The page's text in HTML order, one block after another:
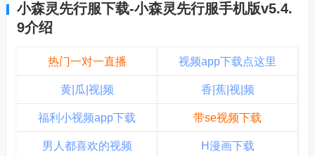
小森灵先行服下载-小森灵先行服手机版v5.4.
9介绍
热门一对一直播 视频app下载点这里
黄|瓜|视|频 香|蕉|视|频
福利小视频app下载 带se视频下载
男人都喜欢的视频 H漫画下载